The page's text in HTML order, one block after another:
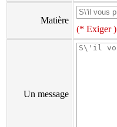
Matière
(* Exiger )
Un message